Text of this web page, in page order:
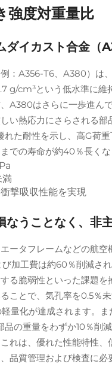
強度対重量比
ダイカスト合金
：A356-T6、A380）
cm³という低水準に
A380はさらに一歩進
い熱応力にさらされる
た耐性を示し、高G荷
の寿命が約40％長くな
満
撃吸収性能を実現
うことなく、非
ータフレームなどの航
加工費は約60％削減
る脆弱性といった課題
ことで、気孔率を0.5％
量化が達成されます。
の重量をわずか10％
れは、優れた性能特性
質管理および検査に